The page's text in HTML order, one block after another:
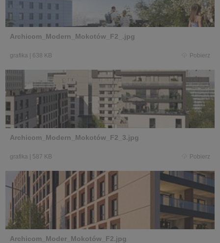
Archicom_Modern_Mokotów_F2_.jpg
grafika 638 KB Pobierz
Archicom_Modern_Mokotów_F2_3.jpg
grafika 587 KB Pobierz
Archicom_Moder_Mokotów_F2.jpg